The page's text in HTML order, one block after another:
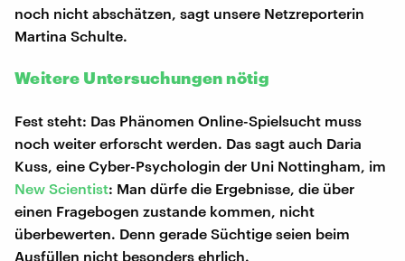
noch nicht abschätzen, sagt unsere Netzreporterin
Martina Schulte.
Weitere Untersuchungen nötig
Fest steht: Das Phänomen Online-Spielsucht muss
noch weiter erforscht werden. Das sagt auch Daria
Kuss, eine Cyber-Psychologin der Uni Nottingham, im
New Scientist: Man dürfe die Ergebnisse, die über
einen Fragebogen zustande kommen, nicht
überbewerten. Denn gerade Süchtige seien beim
Ausfüllen nicht besonders ehrlich.